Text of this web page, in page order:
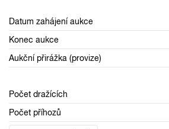
Datum zahájení aukce
Konec aukce
Aukční přirážka (provize)
Počet dražících
Počet příhozů